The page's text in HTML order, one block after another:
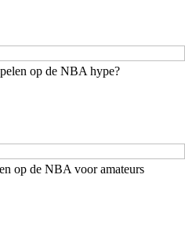
op de NBA hype?
op de NBA voor amateurs